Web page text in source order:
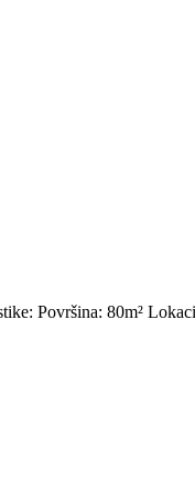
Površina: 80m²